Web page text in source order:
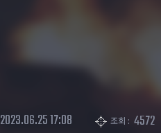
2023.06.25 17:08 조회 : 4572